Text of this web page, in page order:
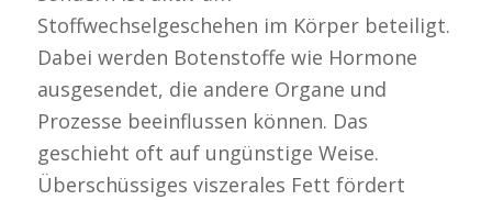
Stoffwechselgeschehen im Körper beteiligt.
Dabei werden Botenstoffe wie Hormone
ausgesendet, die andere Organe und
Prozesse beeinflussen können. Das
geschieht oft auf ungünstige Weise.
Überschüssiges viszerales Fett fördert